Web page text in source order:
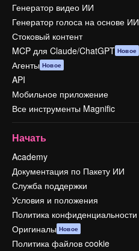
Генератор видео ИИ
Генератор голоса на основе ИИ
Стоковый контент
MCP для Claude/ChatGPT Новое
Агенты Новое
API
Мобильное приложение
Все инструменты Magnific
Начать
Academy
Документация по Пакету ИИ
Служба поддержки
Условия и положения
Политика конфиденциальности
Оригиналы Новое
Политика файлов cookie